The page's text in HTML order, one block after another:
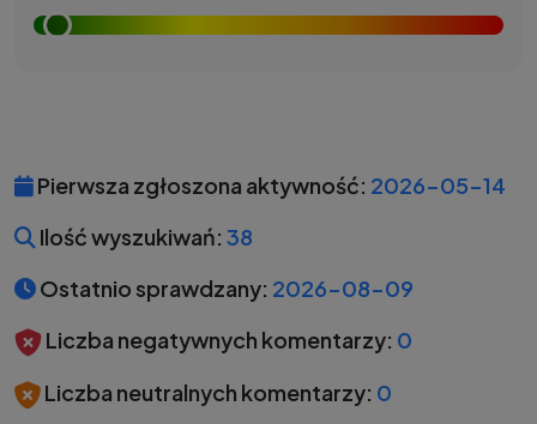
Pierwsza zgłoszona aktywność: 2026-05-14
Ilość wyszukiwań: 38
Ostatnio sprawdzany: 2026-08-09
Liczba negatywnych komentarzy: 0
Liczba neutralnych komentarzy: 0